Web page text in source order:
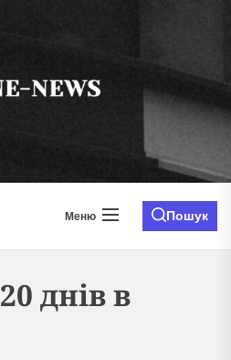
Меню Пошук
20 днів в